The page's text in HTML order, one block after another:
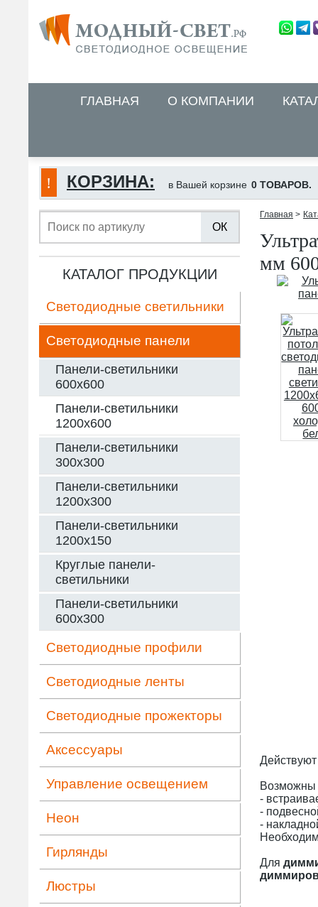
ГЛАВНАЯ О КОМПАНИИ
КОРЗИНА: в Вашей корзине 0 ТОВАРОВ.
ОК
КАТАЛОГ ПРОДУКЦИИ
Светодиодные светильники
Светодиодные панели
Панели-светильники
600х600
Панели-светильники
1200х600
Панели-светильники
300х300
Панели-светильники
1200х300
Панели-светильники
1200х150
Круглые панели-
светильники
Панели-светильники
600х300
Светодиодные профили
Светодиодные ленты
Светодиодные прожекторы
Аксессуары
Управление освещением
Неон
Гирлянды
Люстры
Главная >
мм
-
-
-
Для